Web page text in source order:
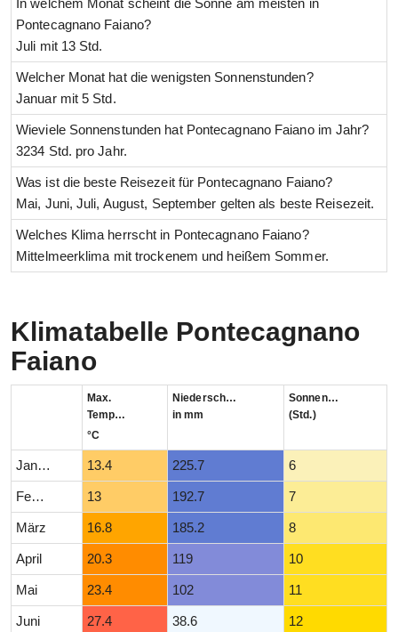
In welchem Monat scheint die Sonne am meisten in
Pontecagnano Faiano?
Juli mit 13 Std.
Welcher Monat hat die wenigsten Sonnenstunden?
Januar mit 5 Std.
Wieviele Sonnenstunden hat Pontecagnano Faiano im Jahr?
3234 Std. pro Jahr.
Was ist die beste Reisezeit für Pontecagnano Faiano?
Mai, Juni, Juli, August, September gelten als beste Reisezeit.
Welches Klima herrscht in Pontecagnano Faiano?
Mittelmeerklima mit trockenem und heißem Sommer.
Klimatabelle Pontecagnano
Faiano
Max.
Temperatur
°C
Niederschlag
in mm
Sonnenstunden
(Std.)
Januar 13.4 225.7 6
Februar 13 192.7 7
März 16.8 185.2 8
April 20.3 119 10
Mai 23.4 102 11
Juni 27.4 38.6 12